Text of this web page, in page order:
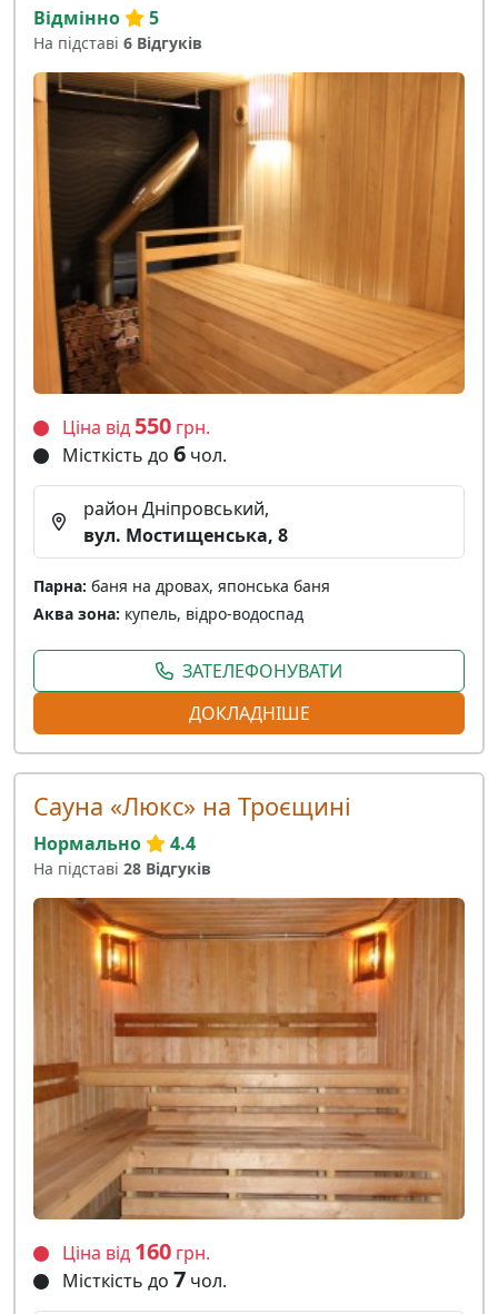
Відмінно 5
На підставі 6 Відгуків
Ціна від 550 грн.
Місткість до 6 чол.
район Дніпровський,
вул. Мостищенська, 8
Парна: баня на дровах, японська баня
Аква зона: купель, відро-водоспад
ЗАТЕЛЕФОНУВАТИ
ДОКЛАДНІШЕ
Сауна «Люкс» на Троєщині
Нормально 4.4
На підставі 28 Відгуків
Ціна від 160 грн.
Місткість до 7 чол.